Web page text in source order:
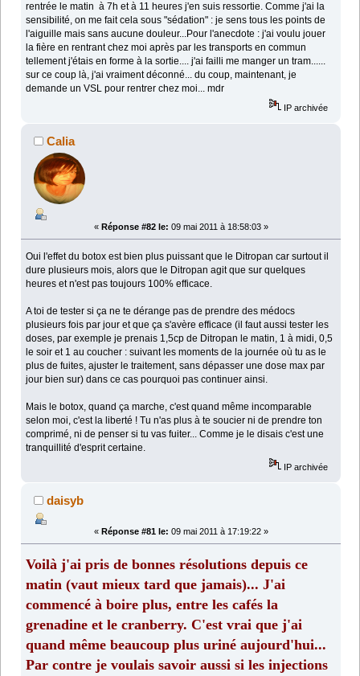
rentrée le matin à 7h et à 11 heures j'en suis ressortie. Comme j'ai la
sensibilité, on me fait cela sous "sédation" : je sens tous les points de
l'aiguille mais sans aucune douleur...Pour l'anecdote : j'ai voulu jouer
la fière en rentrant chez moi après par les transports en commun
tellement j'étais en forme à la sortie.... j'ai failli me manger un tram......
sur ce coup là, j'ai vraiment déconné... du coup, maintenant, je
demande un VSL pour rentrer chez moi... mdr
IP archivée
Calia
« Réponse #82 le: 09 mai 2011 à 18:58:03 »
Oui l'effet du botox est bien plus puissant que le Ditropan car surtout il
dure plusieurs mois, alors que le Ditropan agit que sur quelques
heures et n'est pas toujours 100% efficace.
A toi de tester si ça ne te dérange pas de prendre des médocs
plusieurs fois par jour et que ça s'avère efficace (il faut aussi tester les
doses, par exemple je prenais 1,5cp de Ditropan le matin, 1 à midi, 0,5
le soir et 1 au coucher : suivant les moments de la journée où tu as le
plus de fuites, ajuster le traitement, sans dépasser une dose max par
jour bien sur) dans ce cas pourquoi pas continuer ainsi.
Mais le botox, quand ça marche, c'est quand même incomparable
selon moi, c'est la liberté ! Tu n'as plus à te soucier ni de prendre ton
comprimé, ni de penser si tu vas fuiter... Comme je le disais c'est une
tranquillité d'esprit certaine.
IP archivée
daisyb
« Réponse #81 le: 09 mai 2011 à 17:19:22 »
Voilà j'ai pris de bonnes résolutions depuis ce
matin (vaut mieux tard que jamais)... J'ai
commencé à boire plus, entre les cafés la
grenadine et le cranberry. C'est vrai que j'ai
quand même beaucoup plus uriné aujourd'hui...
Par contre je voulais savoir aussi si les injections